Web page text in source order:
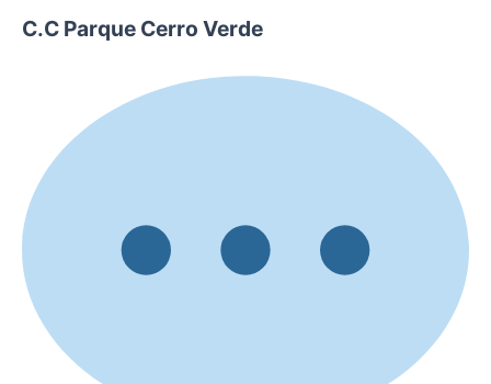
C.C Parque Cerro Verde